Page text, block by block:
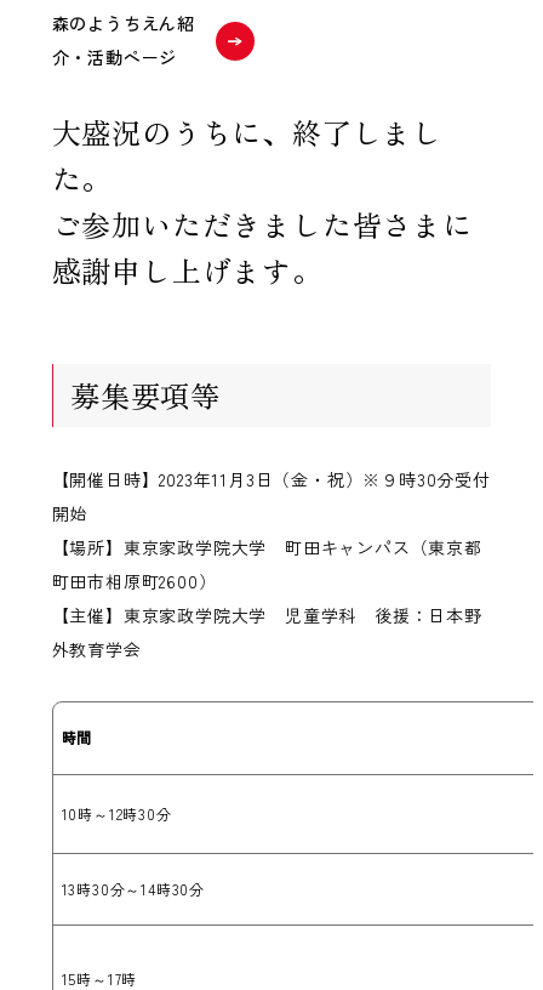
森のようちえん紹
介・活動ページ
大盛況のうちに、終了しまし
た。
ご参加いただきました皆さまに
感謝申し上げます。
募集要項等
【開催日時】2023年11月3日（金・祝）※９時30分受付
開始
【場所】東京家政学院大学 町田キャンパス（東京都
町田市相原町2600）
【主催】東京家政学院大学 児童学科 後援：日本野
外教育学会
時間
10時～12時30分
13時30分～14時30分
15時～17時